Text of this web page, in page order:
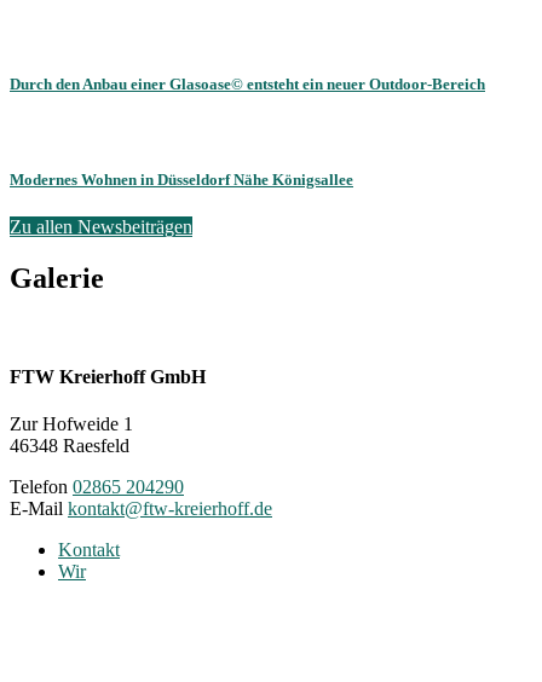
Durch den Anbau einer Glasoase© entsteht ein neuer Outdoor-Bereich
Modernes Wohnen in Düsseldorf Nähe Königsallee
Zu allen Newsbeiträgen
Galerie
FTW Kreierhoff GmbH
Zur Hofweide 1
46348 Raesfeld
Telefon 02865 204290
E-Mail kontakt@ftw-kreierhoff.de
Kontakt
Wir